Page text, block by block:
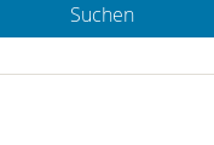
Suchen